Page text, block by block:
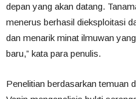
depan yang akan datang.
menerus berhasil dieksploitasi
dan menarik minat ilmuwan
baru,” kata para penulis.
Penelitian berdasarkan temuan